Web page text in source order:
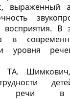
выраженный
восприятия. В
в
уровня
ТА.
трудности
речи в